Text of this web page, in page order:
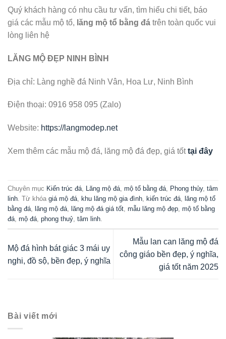
Quý khách hàng có nhu cầu tư vấn, tìm hiểu chi tiết, báo
giá các mẫu mộ tổ, lăng mộ tổ bằng đá trên toàn quốc vui
lòng liên hệ
LĂNG MỘ ĐẸP NINH BÌNH
Địa chỉ: Làng nghề đá Ninh Vân, Hoa Lư, Ninh Bình
Điện thoại: 0916 958 095 (Zalo)
Website: https://langmodep.net
Xem thêm các mẫu mộ đá, lăng mộ đá đẹp, giá tốttại đây
Chuyên mục Kiến trúc đá, Lăng mộ đá, mộ tổ bằng đá, Phong thủy, tâm
linh. Từ khóa giá mộ đá, khu lăng mộ gia đình, kiến trúc đá, lăng mộ tổ
bằng đá, lăng mộ đá, lăng mộ đá giá tốt, mẫu lăng mộ đẹp, mộ tổ bằng
đá, mộ đá, phong thuỷ, tâm linh.
Mộ đá hình bát giác 3 mái uy
nghi, đồ sộ, bền đẹp, ý nghĩa
Mẫu lan can lăng mộ đá
công giáo bền đẹp, ý nghĩa,
giá tốt năm 2025
Bài viết mới